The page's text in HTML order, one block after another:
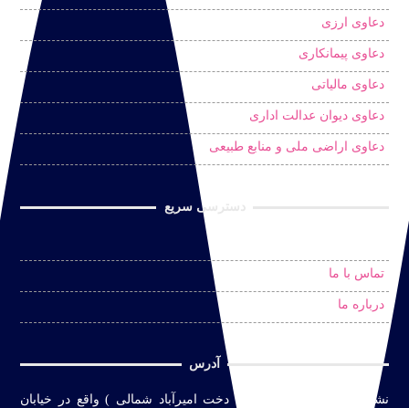
دعاوی ارزی
دعاوی پیمانکاری
دعاوی مالیاتی
دعاوی دیوان عدالت اداری
دعاوی اراضی ملی و منابع طبیعی
دسترسی سریع
تماس با ما
درباره ما
آدرس
نشانی تهران ( محله سین دخت امیرآباد شمالی ) واقع در خیابان